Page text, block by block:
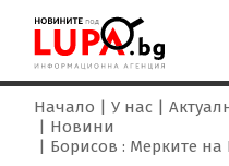
Начало У нас
Новини
Борисов : Мерките на